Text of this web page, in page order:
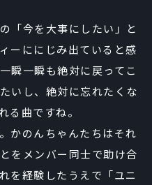
「今を大事にしたい」と
ーににじみ出ていると感
瞬一瞬も絶対に戻ってこ
いし、絶対に忘れたくな
る曲ですね。
かのんちゃんたちはそれ
をメンバー同士で助け合
を経験したうえで「ユニ